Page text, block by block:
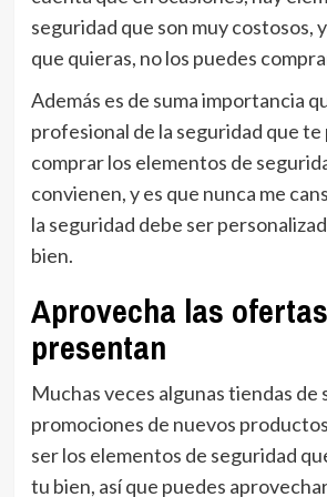
seguridad que son muy costosos,
que quieras, no los puedes
Además es de suma importancia
profesional de la seguridad que te
comprar los elementos de
convienen, y es que nunca me
la seguridad debe ser
bien.
Aprovecha las
presentan
Muchas veces algunas tiendas de
promociones de nuevos
ser los elementos de seguridad
tu bien, así que puedes